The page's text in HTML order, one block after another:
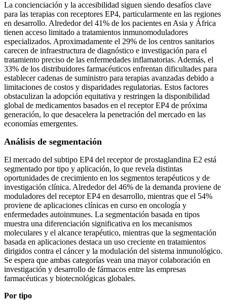
La concienciación y la accesibilidad siguen siendo desafíos clave
para las terapias con receptores EP4, particularmente en las regiones
en desarrollo. Alrededor del 41% de los pacientes en Asia y África
tienen acceso limitado a tratamientos inmunomoduladores
especializados. Aproximadamente el 29% de los centros sanitarios
carecen de infraestructura de diagnóstico e investigación para el
tratamiento preciso de las enfermedades inflamatorias. Además, el
33% de los distribuidores farmacéuticos enfrentan dificultades para
establecer cadenas de suministro para terapias avanzadas debido a
limitaciones de costos y disparidades regulatorias. Estos factores
obstaculizan la adopción equitativa y restringen la disponibilidad
global de medicamentos basados ​​en el receptor EP4 de próxima
generación, lo que desacelera la penetración del mercado en las
economías emergentes.
Análisis de segmentación
El mercado del subtipo EP4 del receptor de prostaglandina E2 está
segmentado por tipo y aplicación, lo que revela distintas
oportunidades de crecimiento en los segmentos terapéuticos y de
investigación clínica. Alrededor del 46% de la demanda proviene de
moduladores del receptor EP4 en desarrollo, mientras que el 54%
proviene de aplicaciones clínicas en curso en oncología y
enfermedades autoinmunes. La segmentación basada en tipos
muestra una diferenciación significativa en los mecanismos
moleculares y el alcance terapéutico, mientras que la segmentación
basada en aplicaciones destaca un uso creciente en tratamientos
dirigidos contra el cáncer y la modulación del sistema inmunológico.
Se espera que ambas categorías vean una mayor colaboración en
investigación y desarrollo de fármacos entre las empresas
farmacéuticas y biotecnológicas globales.
Por tipo